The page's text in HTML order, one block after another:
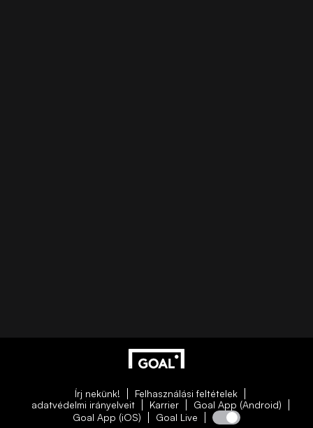
Írj nekünk!
Felhasználási feltételek
adatvédelmi irányelveit
Karrier
Goal App (Android)
Goal App (iOS)
Goal Live